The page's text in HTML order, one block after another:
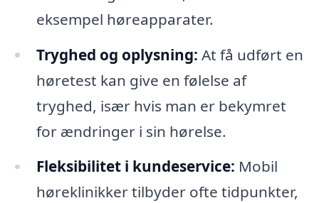
eksempel høreapparater.
Tryghed og oplysning: At få udført en
høretest kan give en følelse af
tryghed, især hvis man er bekymret
for ændringer i sin hørelse.
Fleksibilitet i kundeservice: Mobil
høreklinikker tilbyder ofte tidpunkter,